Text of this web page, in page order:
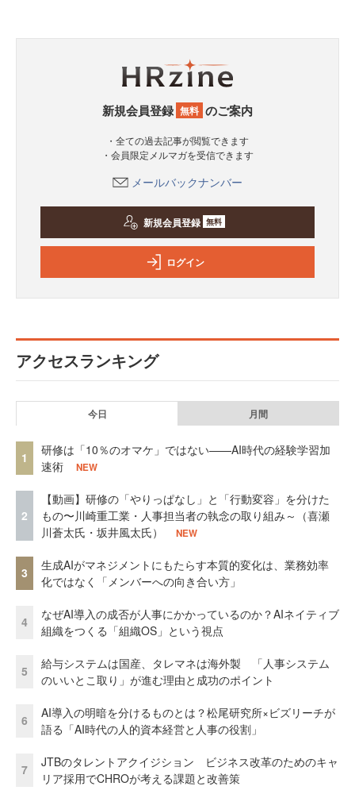
新規会員登録 無料 のご案内
・全ての過去記事が閲覧できます
・会員限定メルマガを受信できます
メールバックナンバー
新規会員登録 無料
ログイン
アクセスランキング
今日 月間
1
研修は「10％のオマケ」ではない——AI時代の経験学習加
速術
NEW
2
【動画】研修の「やりっぱなし」と「行動変容」を分けた
もの〜川崎重工業・人事担当者の執念の取り組み～（喜瀬
川蒼太氏・坂井風太氏）
NEW
3
生成AIがマネジメントにもたらす本質的変化は、業務効率
化ではなく「メンバーへの向き合い方」
4
なぜAI導入の成否が人事にかかっているのか？AIネイティブ
組織をつくる「組織OS」という視点
5
給与システムは国産、タレマネは海外製 「人事システム
のいいとこ取り」が進む理由と成功のポイント
6
AI導入の明暗を分けるものとは？松尾研究所×ビズリーチが
語る「AI時代の人的資本経営と人事の役割」
7
JTBのタレントアクイジション ビジネス改革のためのキャ
リア採用でCHROが考える課題と改善策